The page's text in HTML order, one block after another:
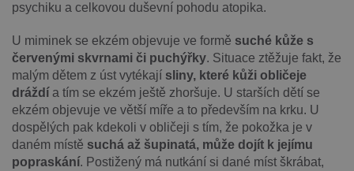
psychiku a celkovou duševní pohodu atopika.
U miminek se ekzém objevuje ve formě suché kůže s
červenými skvrnami či puchýřky. Situace ztěžuje fakt, že
malým dětem z úst vytékají sliny, které kůži obličeje
dráždí a tím se ekzém ještě zhoršuje. U starších dětí se
ekzém objevuje ve větší míře a to především na krku. U
dospělých pak kdekoli v obličeji s tím, že pokožka je v
daném místě suchá až šupinatá, může dojít k jejímu
popraskání. Postižený má nutkání si dané míst škrábat,